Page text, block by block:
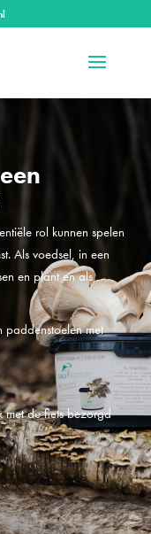
rol kunnen spelen
Als voedsel, in een
en plant en als
paddenstoelen met
met de fiets bezorgd